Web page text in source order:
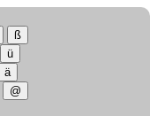
ß
ü
ä
@